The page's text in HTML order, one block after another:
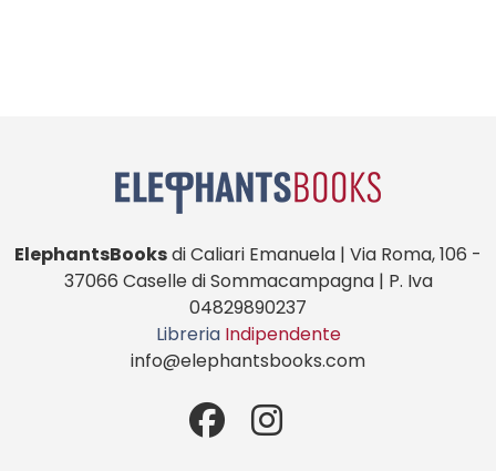
ElephantsBooksdi Caliari Emanuela | Via Roma, 106 -
37066 Caselle di Sommacampagna | P. Iva
04829890237
Libreria Indipendente
info@elephantsbooks.com